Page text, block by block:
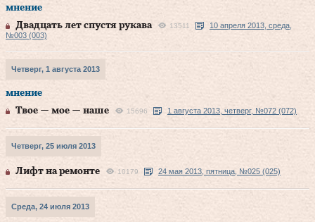
мнение
Двадцать лет спустя рукава
13511
10 апреля 2013, среда,
№003 (003)
Четверг, 1 августа 2013
мнение
Твое — мое — наше
15696 1 августа 2013, четверг, №072 (072)
Четверг, 25 июля 2013
Лифт на ремонте 10179 24 мая 2013, пятница, №025 (025)
Среда, 24 июля 2013